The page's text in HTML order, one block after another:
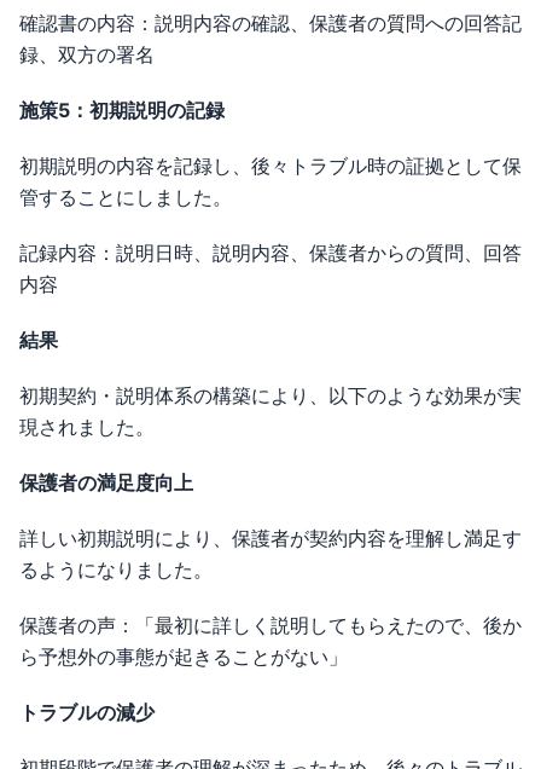
確認書の内容：説明内容の確認、保護者の質問への回答記
録、双方の署名
施策5：初期説明の記録
初期説明の内容を記録し、後々トラブル時の証拠として保
管することにしました。
記録内容：説明日時、説明内容、保護者からの質問、回答
内容
結果
初期契約・説明体系の構築により、以下のような効果が実
現されました。
保護者の満足度向上
詳しい初期説明により、保護者が契約内容を理解し満足す
るようになりました。
保護者の声：「最初に詳しく説明してもらえたので、後か
ら予想外の事態が起きることがない」
トラブルの減少